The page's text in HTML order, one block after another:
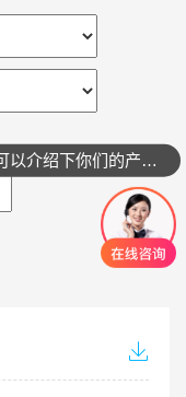
可以介绍下你们的产品么